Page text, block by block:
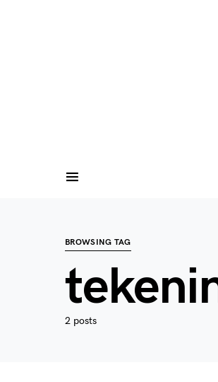
BROWSING TAG
2 posts